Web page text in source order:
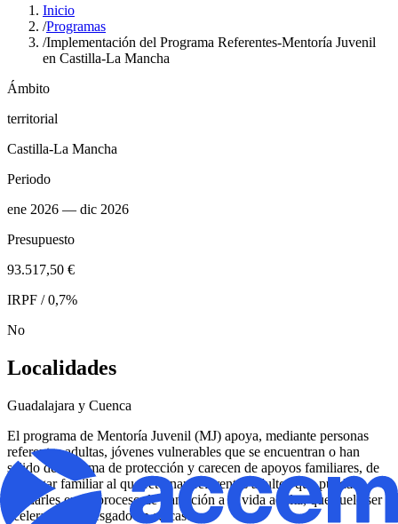
Inicio
/Programas
/Implementación del Programa Referentes-Mentoría Juvenil
en Castilla-La Mancha
Ámbito
territorial
Castilla-La Mancha
Periodo
ene 2026 — dic 2026
Presupuesto
93.517,50 €
IRPF / 0,7%
No
Localidades
Guadalajara y Cuenca
El programa de Mentoría Juvenil (MJ) apoya, mediante personas
referentes adultas, jóvenes vulnerables que se encuentran o han
salido del sistema de protección y carecen de apoyos familiares, de
un hogar familiar al que retornar, referentes adultos que puedan
ayudarles en su proceso de transición a la vida adulta, que suele ser
acelerado y arriesgado en su caso.